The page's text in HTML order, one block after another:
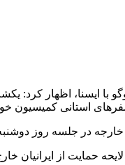
با ایسنا، اظهار
استانی کمیسیون
در جلسه روز
حمایت از ایرانیان